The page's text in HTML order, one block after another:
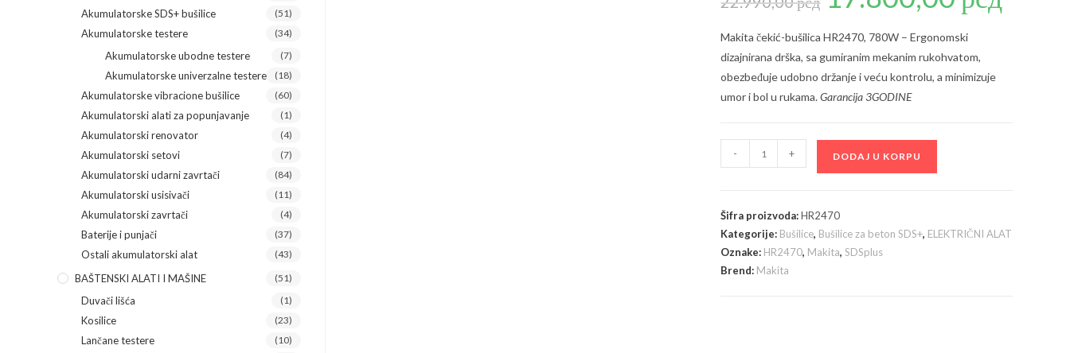
je
22.990,00 рсд.
je:
Makita čekić-bušilica HR2470, 780W – Ergonomski
dizajnirana drška, sa gumiranim mekanim rukohvatom,
obezbeđuje udobno držanje i veću kontrolu, a minimizuje
umor i bol u rukama.Garancija 3GODINE
-
bušilica
HR2470
količina
- + DODAJ U KORPU
Šifra proizvoda:HR2470
Kategorije: Bušilice, Bušilice za beton SDS+, ELEKTRIČNI ALAT
Oznake: HR2470, Makita,SDSplus
Brend: Makita
Akumulatorske SDS+ bušilice (51)
Akumulatorske testere (34)
Akumulatorske ubodne testere (7)
Akumulatorske univerzalne testere (18)
Akumulatorske vibracione bušilice (60)
Akumulatorski alati za popunjavanje (1)
Akumulatorski renovator (4)
Akumulatorski setovi (7)
Akumulatorski udarni zavrtači (84)
Akumulatorski usisivači (11)
Akumulatorski zavrtači (4)
Baterije i punjači (37)
Ostali akumulatorski alat (43)
BAŠTENSKI ALATI I MAŠINE (51)
Duvači lišća (1)
Kosilice (23)
Lančane testere (10)